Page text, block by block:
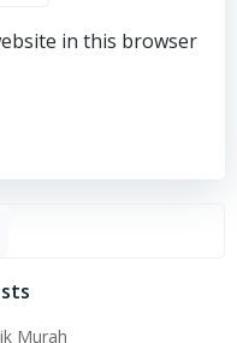
in this browser
Murah